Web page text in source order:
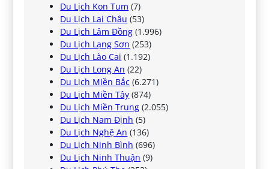
Du Lịch Kon Tum (7)
Du Lịch Lai Châu (53)
Du Lịch Lâm Đồng (1.996)
Du Lịch Lạng Sơn (253)
Du Lịch Lào Cai (1.192)
Du Lịch Long An (22)
Du Lịch Miền Bắc (6.271)
Du Lịch Miền Tây (874)
Du Lịch Miền Trung (2.055)
Du Lịch Nam Định (5)
Du Lịch Nghệ An (136)
Du Lịch Ninh Bình (696)
Du Lịch Ninh Thuận (9)